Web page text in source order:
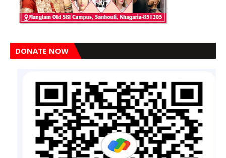
DONATE NOW